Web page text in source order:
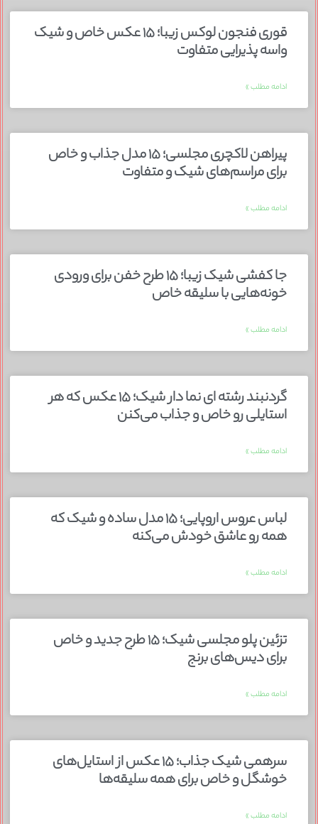
قوری فنجون لوکس زیبا؛ ۱۵ عکس خاص و شیک
واسه پذیرایی متفاوت
ادامه مطلب »
پیراهن لاکچری مجلسی؛ ۱۵ مدل جذاب و خاص
برای مراسم‌های شیک و متفاوت
ادامه مطلب »
جا کفشی شیک زیبا؛ ۱۵ طرح خفن برای ورودی
خونه‌هایی با سلیقه خاص
ادامه مطلب »
گردنبند رشته ای نما دار شیک؛ ۱۵ عکس که هر
استایلی رو خاص و جذاب می‌کنن
ادامه مطلب »
لباس عروس اروپایی؛ ۱۵ مدل ساده و شیک که
همه رو عاشق خودش می‌کنه
ادامه مطلب »
تزئین پلو مجلسی شیک؛ ۱۵ طرح جدید و خاص
برای دیس‌های برنج
ادامه مطلب »
سرهمی شیک جذاب؛ ۱۵ عکس از استایل‌های
خوشگل و خاص برای همه سلیقه‌ها
ادامه مطلب »